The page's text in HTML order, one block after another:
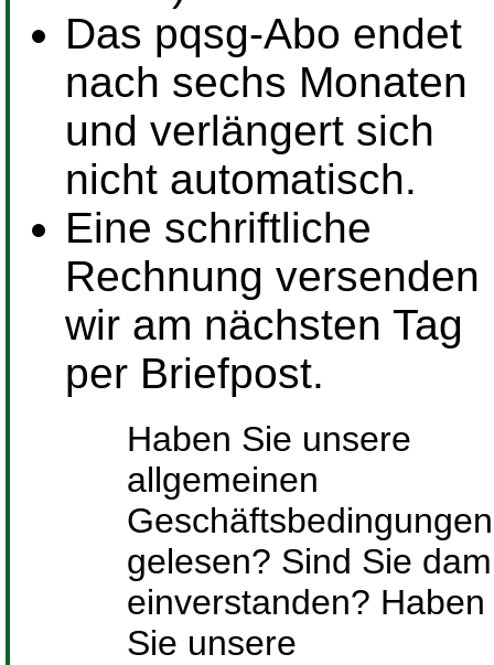
Das pqsg-Abo endet
nach sechs Monaten
und verlängert sich
nicht automatisch.
Eine schriftliche
Rechnung versenden
wir am nächsten Tag
per Briefpost.
Haben Sie unsere
allgemeinen
Geschäftsbedingungen
gelesen? Sind Sie
einverstanden? Haben
Sie unsere